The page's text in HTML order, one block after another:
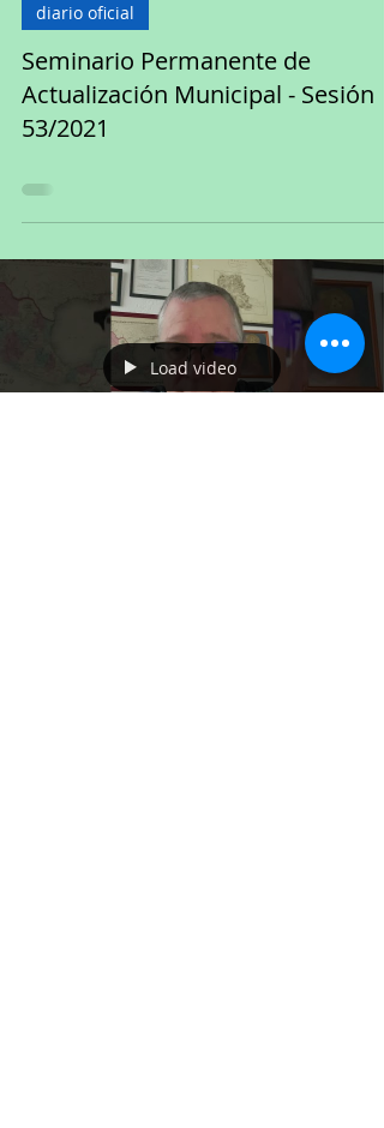
diario oficial
Seminario Permanente de
Actualización Municipal - Sesión
53/2021
Load video